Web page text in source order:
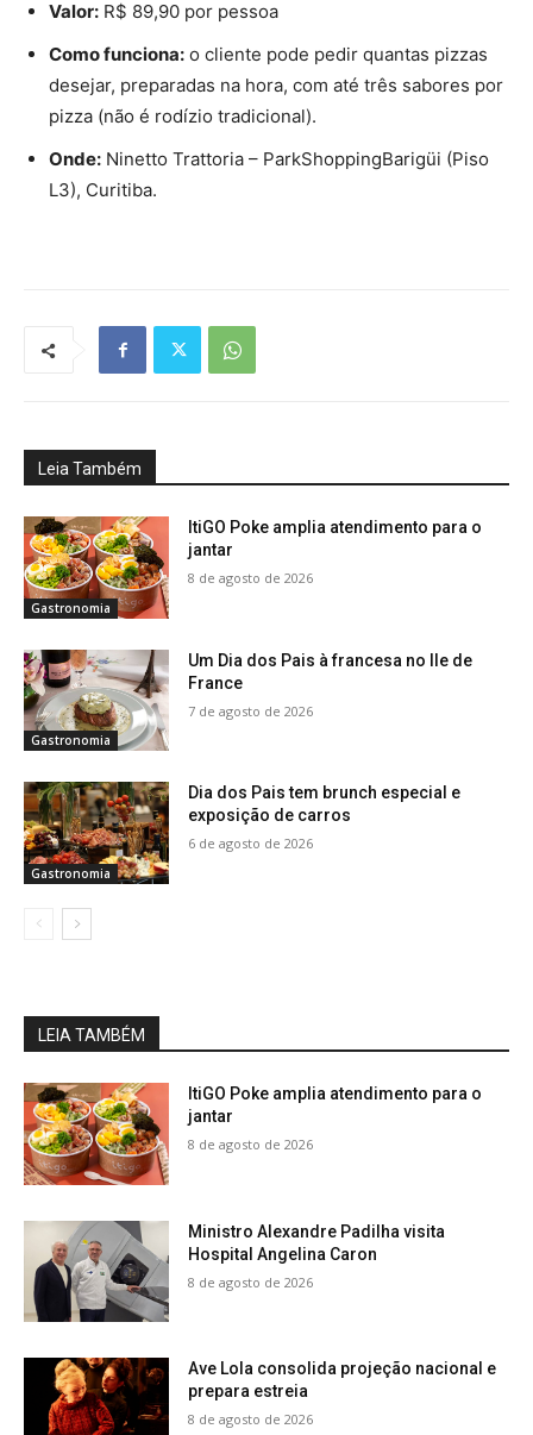
Valor: R$ 89,90 por pessoa
Como funciona: o cliente pode pedir quantas pizzas
desejar, preparadas na hora, com até três sabores por
pizza (não é rodízio tradicional).
Onde: Ninetto Trattoria – ParkShoppingBarigüi (Piso
L3), Curitiba.
Leia Também
Gastronomia
ItiGO Poke amplia atendimento para o
jantar
8 de agosto de 2026
Gastronomia
Um Dia dos Pais à francesa no Ile de
France
7 de agosto de 2026
Gastronomia
Dia dos Pais tem brunch especial e
exposição de carros
6 de agosto de 2026
LEIA TAMBÉM
ItiGO Poke amplia atendimento para o
jantar
8 de agosto de 2026
Ministro Alexandre Padilha visita
Hospital Angelina Caron
8 de agosto de 2026
Ave Lola consolida projeção nacional e
prepara estreia
8 de agosto de 2026